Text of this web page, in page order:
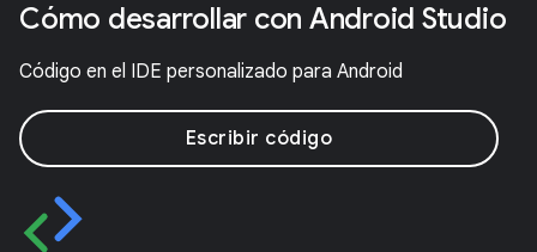
Cómo desarrollar con Android Studio
Código en el IDE personalizado para Android
Escribir código